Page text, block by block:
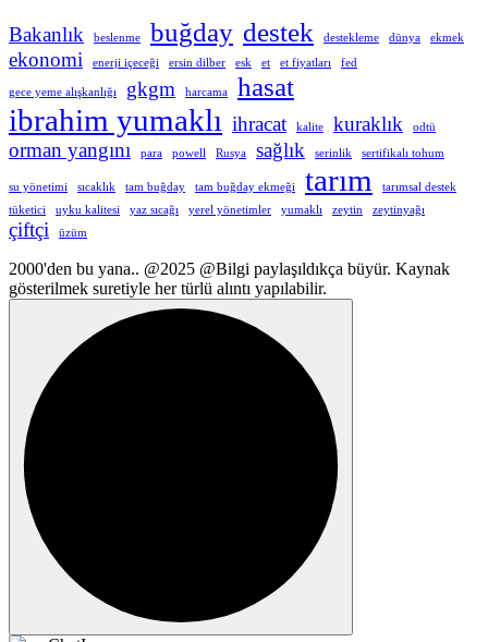
Bakanlık beslenme buğday destek destekleme dünya ekmek
ekonomi enerji içeceği ersin dilber esk et et fiyatları fed
gece yeme alışkanlığı gkgm harcama hasat
ibrahim yumaklı ihracat kalite kuraklık odtü
orman yangını para powell Rusya sağlık serinlik sertifikalı tohum
su yönetimi sıcaklık tam buğday tam buğday ekmeği tarım
tarımsal destek
tüketici
uyku kalitesi yaz sıcağı yerel yönetimler yumaklı zeytin zeytinyağı
çiftçi üzüm
2000'den bu yana.. @2025 @Bilgi paylaşıldıkça büyür. Kaynak
gösterilmek suretiyle her türlü alıntı yapılabilir.